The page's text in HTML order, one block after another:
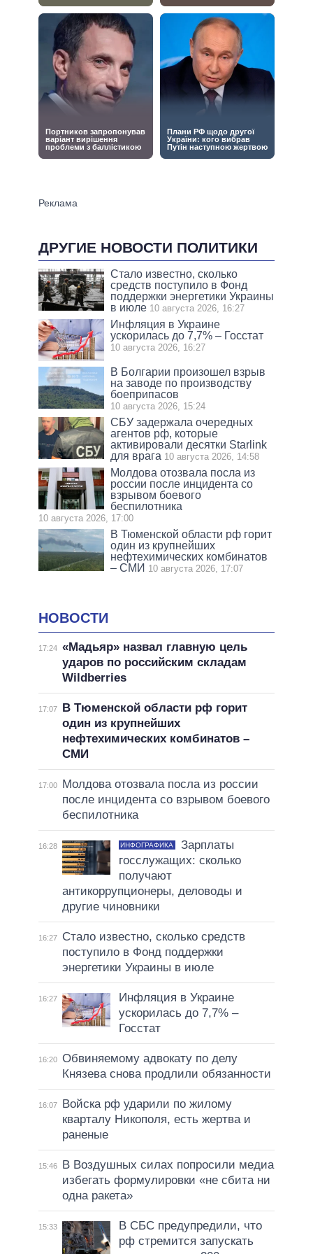
ДРУГИЕ НОВОСТИ ПОЛИТИКИ
Стало известно, сколько
средств поступило в Фонд
поддержки энергетики Украины
в июле 10 августа 2026, 16:27
Инфляция в Украине
ускорилась до 7,7% – Госстат
10 августа 2026, 16:27
В Болгарии произошел взрыв
на заводе по производству
боеприпасов
10 августа 2026, 15:24
СБУ задержала очередных
агентов рф, которые
активировали десятки Starlink
для врага 10 августа 2026, 14:58
Молдова отозвала посла из
россии после инцидента со
взрывом боевого
беспилотника
10 августа 2026, 17:00
В Тюменской области рф горит
один из крупнейших
нефтехимических комбинатов
– СМИ 10 августа 2026, 17:07
НОВОСТИ
17:24 «Мадьяр» назвал главную цель
ударов по российским складам
Wildberries
17:07
В Тюменской области рф горит
один из крупнейших
нефтехимических комбинатов –
СМИ
17:00
Молдова отозвала посла из россии
после инцидента со взрывом боевого
беспилотника
16:28 ИНФОГРАФИКА
Зарплаты
госслужащих: сколько
получают
антикоррупционеры, деловоды и
другие чиновники
16:27
Стало известно, сколько средств
поступило в Фонд поддержки
энергетики Украины в июле
16:27
Инфляция в Украине
ускорилась до 7,7% –
Госстат
16:20 Обвиняемому адвокату по делу
Князева снова продлили обязанности
16:07
Войска рф ударили по жилому
кварталу Никополя, есть жертва и
раненые
15:46
В Воздушных силах попросили медиа
избегать формулировки «не сбита ни
одна ракета»
15:33
В СБС предупредили, что
рф стремится запускать